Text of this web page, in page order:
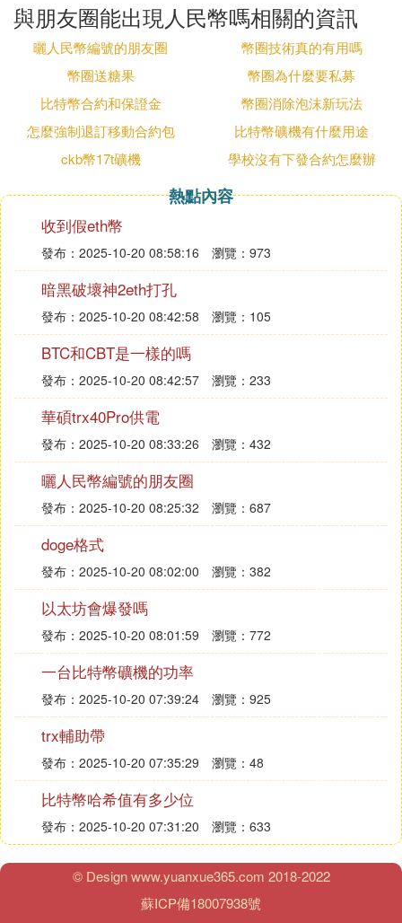
朋友圈可以發人民幣。
在微信朋友圈裡曬錢不違法，在微信朋友圈裡曬錢並
沒有違反任何一條法律法規。
違法：指國家機關、企業事業組織、社會團體或公
民，因違反法律的規定，致使法律所保護的社會關系
和社會秩序受到破壞，依法應承擔法律責任的行為。
違法是指特定主體實施了與現行法相沖突的行為，引
起相應的損害事實，法律對之進行否定性評價的狀
態。這是作為產生法律責任的原因之一的違法。
6. 為什麼不能在朋友圈曬錢
朋友圈可以發人民幣。
在微信朋友圈裡辯孝花錢並不違法。在微信朋友圈裡
花錢並不違反任何法律法規。
違法:是指國家機關宴飢、企業事業單位、社會團體
或者公民違反法律規定，造成受法律保護的社會關系
和社會秩序受到破壞，依法應當承擔法律責任的行
為。違法是指特定主體實施了與現行法律相沖突的行
為，造成了相應的損害事實，法律對其進行了負面評
價的狀態。這是違法的法律責任的晌灶返原因之一。
7. 拍人民幣發朋友圈犯法嗎
在私人社交平台微信朋友圈中，分享人民幣的照片並
不直接違反法律。朋友圈是一個個人空間，用戶在此
分享生活點滴，只要不違反法律法規和微信的服務條
款，一般來說，個人分享行為是被允許的。
然而，需要明確的是，違法是指違反法律規定的行
為，它會對社會秩序造成破壞，並受到法律的否定性
評價。違法的構成要素通常包括：
1. 實施了與社會法規相沖突的行為；
2. 行為對社會關系或社會秩序造成了損害；
3. 行為人存在主觀上的故意或過失；
4. 違法主體需為達到法定責任年齡並具有責任能力的
個體或法人。
某些特定行為使用人民幣可能涉嫌違法，例如：
1. 故意損毀人民幣；
2. 製作、仿製、買賣人民幣圖案；
3. 在未經中國人民銀行批準的情況下，在宣傳品、出
版物或其他商品上使用人民幣圖案；
4. 中國人民銀行定義的其他損害人民幣的行為。
與朋友圈能出現人民幣嗎相關的資訊
曬人民幣編號的朋友圈
幣圈技術真的有用嗎
幣圈送糖果
幣圈為什麼要私募
比特幣合約和保證金
幣圈消除泡沫新玩法
怎麼強制退訂移動合約包
比特幣礦機有什麼用途
ckb幣17t礦機
學校沒有下發合約怎麼辦
熱點內容
收到假eth幣
發布：2025-10-20 08:58:16 瀏覽：973
暗黑破壞神2eth打孔
發布：2025-10-20 08:42:58 瀏覽：105
BTC和CBT是一樣的嗎
發布：2025-10-20 08:42:57 瀏覽：233
華碩trx40Pro供電
發布：2025-10-20 08:33:26 瀏覽：432
曬人民幣編號的朋友圈
發布：2025-10-20 08:25:32 瀏覽：687
doge格式
發布：2025-10-20 08:02:00 瀏覽：382
以太坊會爆發嗎
發布：2025-10-20 08:01:59 瀏覽：772
一台比特幣礦機的功率
發布：2025-10-20 07:39:24 瀏覽：925
trx輔助帶
發布：2025-10-20 07:35:29 瀏覽：48
比特幣哈希值有多少位
發布：2025-10-20 07:31:20 瀏覽：633
© Design www.yuanxue365.com 2018-2022
蘇ICP備18007938號